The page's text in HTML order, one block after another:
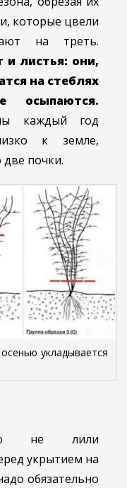
которые цвели
на треть.
листья: они,
на стеблях
осыпаются.
каждый год
к земле,
две почки.
укладывается
не лили
укрытием на
обязательно